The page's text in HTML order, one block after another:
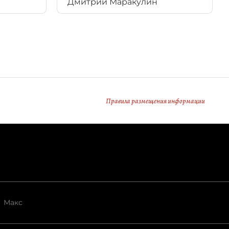
Правила размещения информации
Макс